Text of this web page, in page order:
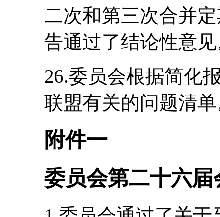
二次和第三次合并
告通过了结论性意
26.委员会根据简化
联盟有关的问题清
附件一
委员会第二十六